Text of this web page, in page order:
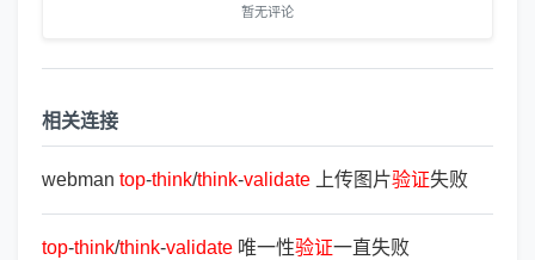
暂无评论
相关连接
webman top-think/think-validate 上传图片验证失败
top-think/think-validate 唯一性验证一直失败